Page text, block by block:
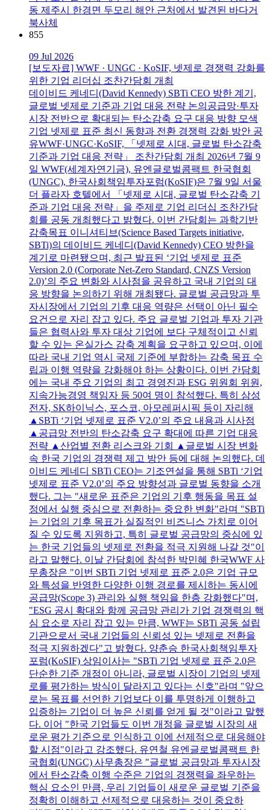
동 제주시 한경면 두모리 해안 근처에서 발견된 바다거
북사체
855
09 Jul 2026
[보도자료] WWF · UNGC · KoSIF, 넷제로 경쟁력 강화를
위한 기업 리더십 조찬간담회 개최
데이비드 케네디(David Kennedy) SBTi CEO 방한 계기,
글로벌 넷제로 기준과 기업 대응 전략 논의공급망·투자
시장 전반으로 확대되는 탄소감축 요구 대응 방향 모색
기업 넷제로 표준 최신 동향과 전환 경쟁력 강화 방안 공
유WWF·UNGC·KoSIF, 「넷제로 시대, 글로벌 탄소감축
기준과 기업 대응 전략」 조찬간담회 개최 2026년 7월 9
일 WWF(세계자연기금), 유엔글로벌콤팩트 한국협회
(UNGC), 한국사회책임투자포럼(KoSIF)은 7월 9일 서울
더 플라자 호텔에서 「넷제로 시대, 글로벌 탄소감축 기
준과 기업 대응 전략」을 주제로 기업 리더십 조찬간담
회를 공동 개최했다고 밝혔다. 이번 간담회는 과학기반
감축목표 이니셔티브(Science Based Targets initiative,
SBTi)의 데이비드 케네디(David Kennedy) CEO 방한을
계기로 마련됐으며, 최근 발표된 ‘기업 넷제로 표준
Version 2.0 (Corporate Net-Zero Standard, CNZS Version
2.0)’의 주요 변화와 시사점을 공유하고 국내 기업의 대
응 방향을 논의하기 위해 개최됐다. 글로벌 공급망과 투
자시장에서 기업의 기후 대응 역량은 선택이 아닌 필수
요건으로 자리 잡고 있다. 주요 글로벌 기업과 투자 기관
들은 협력사와 투자 대상 기업에 보다 구체적이고 신뢰
할 수 있는 온실가스 감축 계획을 요구하고 있으며, 이에
따라 국내 기업 역시 국제 기준에 부합하는 감축 목표 수
립과 이행 역량을 강화해야 하는 상황이다. 이번 간담회
에는 국내 주요 기업의 최고 경영진과 ESG 위원회 위원,
지속가능경영 책임자 등 50여 명이 참석했다. 특히 삼성
전자, SK하이닉스, 포스코, 아모레퍼시픽 등이 자리해
▲SBTi ‘기업 넷제로 표준 V2.0’의 주요 내용과 시사점
▲공급망 전반의 탄소감축 요구 확대에 따른 기업 대응
전략 ▲산업별 전환 리스크와 기회 ▲글로벌 시장 변화
속 한국 기업의 경쟁력 제고 방안 등에 대해 논의했다. 데
이비드 케네디 SBTi CEO는 기조연설을 통해 SBTi ‘기업
넷제로 표준 V2.0’의 주요 방향성과 글로벌 동향을 소개
했다. 그는 "새로운 표준은 기업의 기후 행동을 목표 설
정에서 실행 중심으로 전환하는 중요한 변화"라며 "SBTi
는 기업의 기후 목표가 실질적인 비즈니스 가치로 이어
질 수 있도록 지원하고, 특히 글로벌 공급망의 중심에 있
는 한국 기업들의 넷제로 전환을 적극 지원해 나갈 것"이
라고 말했다. 이날 간담회에 참석한 박민혜 한국WWF 사
무총장은 "이번 SBTi 기업 넷제로 표준 2.0은 기업 규모
와 특성을 반영한 다양한 이행 경로를 제시하는 동시에
공급망(Scope 3) 관리와 실행 책임을 한층 강화했다"며,
"ESG 공시 확대와 함께 공급망 관리가 기업 경쟁력의 핵
심 요소로 자리 잡고 있는 만큼, WWF는 SBTi 공동 설립
기관으로서 국내 기업들의 신뢰성 있는 넷제로 전환을
적극 지원하겠다"고 밝혔다. 양춘승 한국사회책임투자
포럼(KoSIF) 상임이사는 "SBTi 기업 넷제로 표준 2.0은
단순한 기준 개정이 아니라, 글로벌 시장이 기업의 넷제
로를 평가하는 방식이 달라지고 있다는 신호"라며 "앞으
로는 목표를 선언한 기업보다 이를 투명하게 이행하고
입증하는 기업이 더 높은 신뢰를 얻게 될 것"이라고 말했
다. 이어 "한국 기업들도 이번 개정을 글로벌 시장의 새
로운 평가 기준으로 인식하고 이에 선제적으로 대응해야
할 시점"이라고 강조했다. 유연철 유엔글로벌콤팩트 한
국협회(UNGC) 사무총장은 "글로벌 공급망과 투자시장
에서 탄소감축 이행 수준은 기업의 경쟁력을 좌우하는
핵심 요소인 만큼, 우리 기업들이 새로운 글로벌 기준을
정확히 이해하고 선제적으로 대응하는 것이 중요하